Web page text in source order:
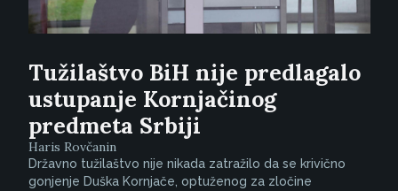
Tužilaštvo BiH nije predlagalo
ustupanje Kornjačinog
predmeta Srbiji
Haris Rovčanin
Državno tužilaštvo nije nikada zatražilo da se krivično
gonjenje Duška Kornjače, optuženog za zločine